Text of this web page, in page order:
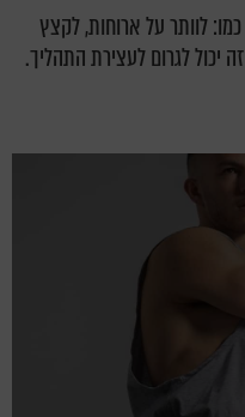
לוותר על ארוחות, לקצץ
יכול לגרום לעצירת התהליך.